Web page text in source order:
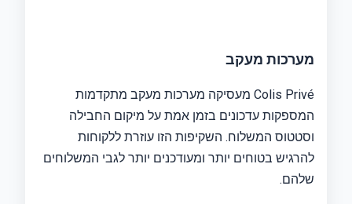
מערכות מעקב
Colis Privé מעסיקה מערכות מעקב מתקדמות
המספקות עדכונים בזמן אמת על מיקום החבילה
וסטטוס המשלוח. השקיפות הזו עוזרת ללקוחות
להרגיש בטוחים יותר ומעודכנים יותר לגבי המשלוחים
שלהם.